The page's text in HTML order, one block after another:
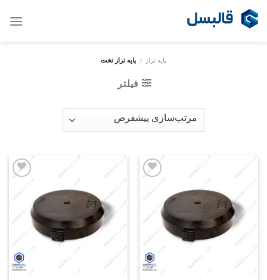
Skip
پایه تراز / پایه تراز تخت
فیلتر
wishlist
wishlist